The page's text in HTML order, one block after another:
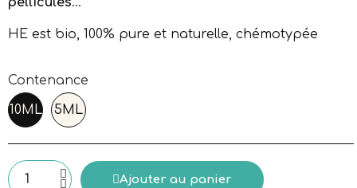
HE est bio, 100% pure et naturelle, chémotypée
Contenance
10ML 5ML
Ajouter au panier